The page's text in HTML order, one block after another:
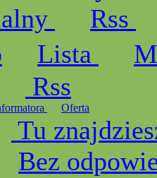
Rss
Lista
Rss
Oferta
Tu
Bez